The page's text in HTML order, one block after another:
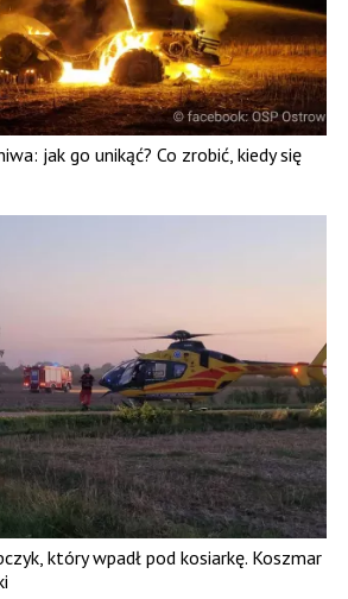
jak go unikąć? Co zrobić, kiedy się
który wpadł pod kosiarkę. Koszmar